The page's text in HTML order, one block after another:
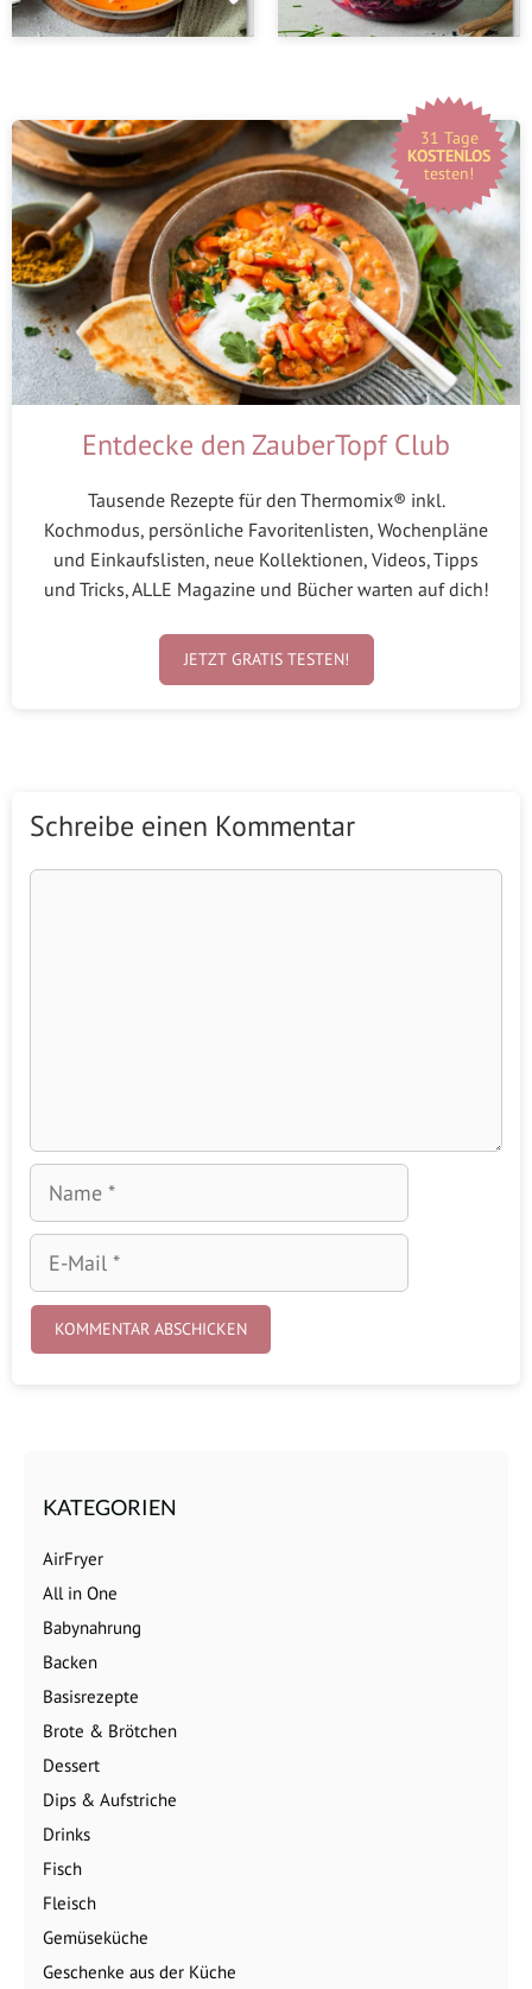
31 Tage
KOSTENLOS
testen!
Entdecke den ZauberTopf Club
Tausende Rezepte für den Thermomix® inkl.
Kochmodus, persönliche Favoritenlisten, Wochenpläne
und Einkaufslisten, neue Kollektionen, Videos, Tipps
und Tricks, ALLE Magazine und Bücher warten auf dich!
JETZT GRATIS TESTEN!
Schreibe einen Kommentar
Kommentar
Name
E-
Mail
KATEGORIEN
AirFryer
All in One
Babynahrung
Backen
Basisrezepte
Brote & Brötchen
Dessert
Dips & Aufstriche
Drinks
Fisch
Fleisch
Gemüseküche
Geschenke aus der Küche